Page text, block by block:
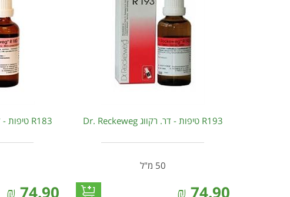
R193 טיפות - דר. רקווג Dr. Reckeweg
50 מ"ל
74.90
₪
R183 טיפות - דר. רקווג Dr. Reckeweg
74.90
₪